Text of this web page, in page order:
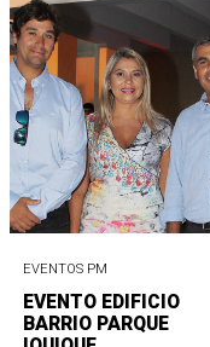
EVENTOS PM
EVENTO EDIFICIO
BARRIO PARQUE